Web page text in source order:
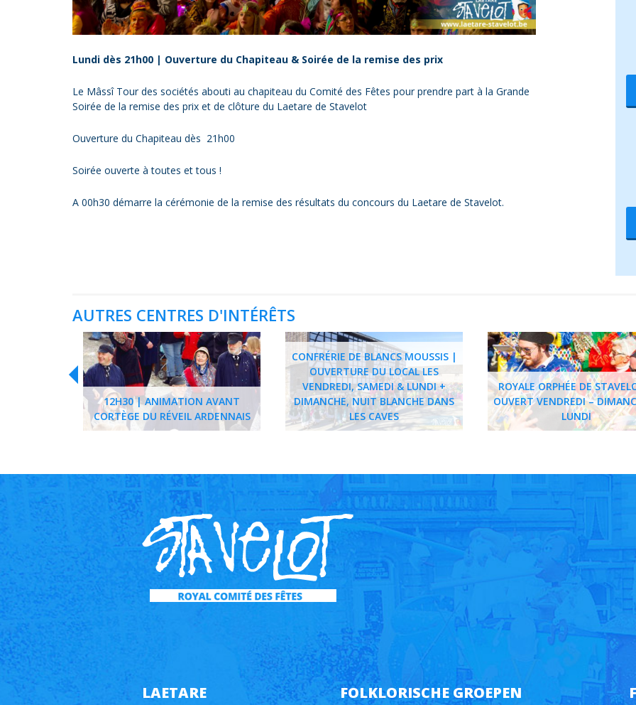
Lundi dès 21h00 | Ouverture du Chapiteau & Soirée de la remise des prix
Le Mâssî Tour des sociétés abouti au chapiteau du Comité des Fêtes pour prendre part à la Grande
Soirée de la remise des prix et de clôture du Laetare de Stavelot
Ouverture du Chapiteau dès 21h00
Soirée ouverte à toutes et tous !
A 00h30 démarre la cérémonie de la remise des résultats du concours du Laetare de Stavelot.
AUTRES CENTRES D'INTÉRÊTS
12H30 | ANIMATION AVANT
CORTÈGE DU RÉVEIL ARDENNAIS
CONFRÉRIE DE BLANCS MOUSSIS |
OUVERTURE DU LOCAL LES
VENDREDI, SAMEDI & LUNDI +
DIMANCHE, NUIT BLANCHE DANS
LES CAVES
ROYALE ORPHÉE DE
OUVERT VENDREDI –
LUNDI
LAETARE FOLKLORISCHE GROEPEN